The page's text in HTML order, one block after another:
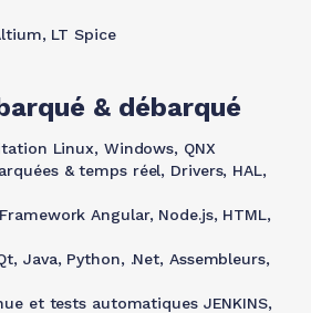
LT Spice
& débarqué
Linux, Windows, QNX
& temps réel, Drivers, HAL,
Angular, Node.js, HTML,
Java, Python, .Net, Assembleurs,
et tests automatiques JENKINS,